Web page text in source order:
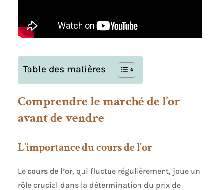
Table des matières
Comprendre le marché de l’or
avant de vendre
L’importance du cours de l’or
Le cours de l’or, qui fluctue régulièrement, joue un
rôle crucial dans la détermination du prix de